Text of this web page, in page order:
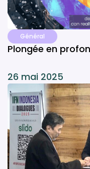
Général
Plongée en
26 mai 2025